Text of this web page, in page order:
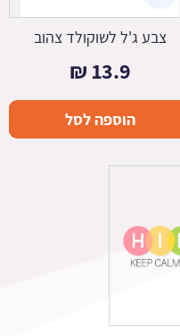
צבע ג'ל לשוקולד צהוב
13.9
₪
הוספה לסל